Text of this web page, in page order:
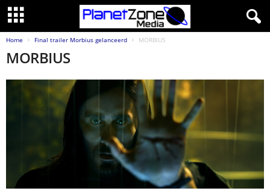
Home Final trailer Morbius gelanceerd MORBIUS
MORBIUS